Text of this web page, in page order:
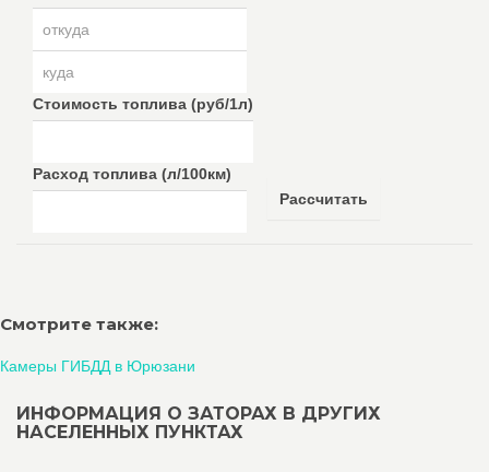
Стоимость топлива (руб/1л)
Расход топлива (л/100км)
Рассчитать
Смотрите также:
Камеры ГИБДД в Юрюзани
ИНФОРМАЦИЯ О ЗАТОРАХ В ДРУГИХ
НАСЕЛЕННЫХ ПУНКТАХ